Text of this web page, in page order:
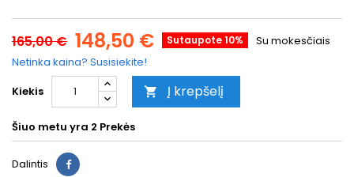
165,00 € 148,50 € Sutaupote 10%
Su mokesčiais
Netinka kaina? Susisiekite!
Kiekis
 Į krepšelį
Šiuo metu yra 2 Prekės
Dalintis